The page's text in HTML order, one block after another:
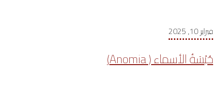
فبراير 10, 2025
حُبْسَةُ الأسماء ( Anomia)